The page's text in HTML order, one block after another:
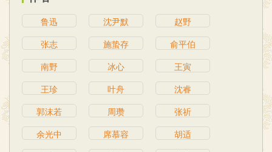
鲁迅 沈尹默
赵野
张志
施蛰存
俞平伯
南野
冰心
王寅
王珍
叶舟
沈睿
郭沫若
周瓒
张祈
余光中
席慕容
胡适